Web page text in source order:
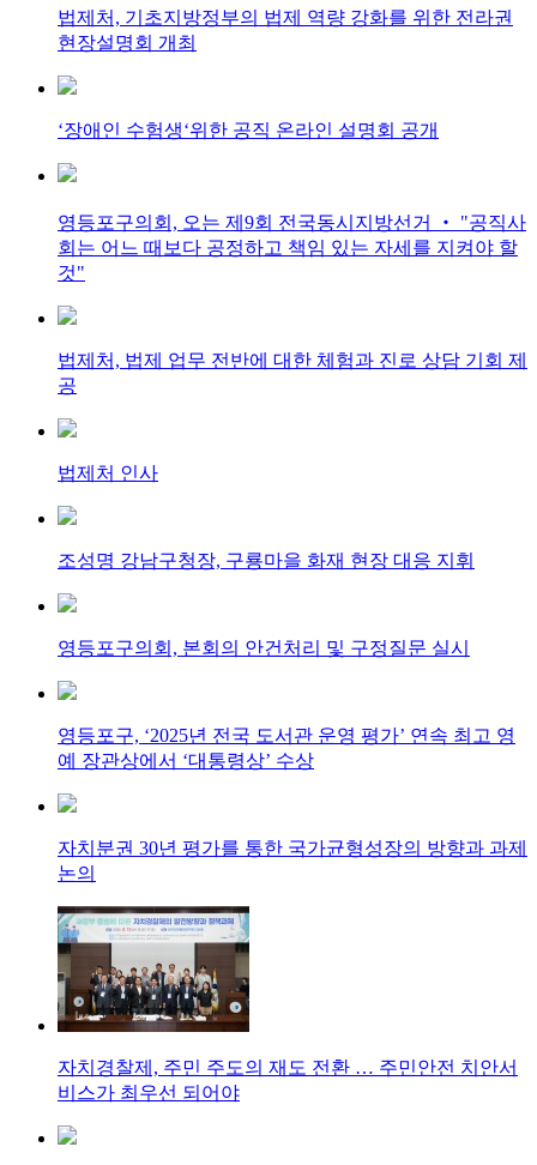
법제처, 기초지방정부의 법제 역량 강화를 위한 전라권
현장설명회 개최
‘장애인 수험생‘위한 공직 온라인 설명회 공개
영등포구의회, 오는 제9회 전국동시지방선거 ‧ "공직사
회는 어느 때보다 공정하고 책임 있는 자세를 지켜야 할
것"
법제처, 법제 업무 전반에 대한 체험과 진로 상담 기회 제
공
법제처 인사
조성명 강남구청장, 구룡마을 화재 현장 대응 지휘
영등포구의회, 본회의 안건처리 및 구정질문 실시
영등포구, ‘2025년 전국 도서관 운영 평가’ 연속 최고 영
예 장관상에서 ‘대통령상’ 수상
자치분권 30년 평가를 통한 국가균형성장의 방향과 과제
논의
자치경찰제, 주민 주도의 재도 전환 … 주민안전 치안서
비스가 최우선 되어야